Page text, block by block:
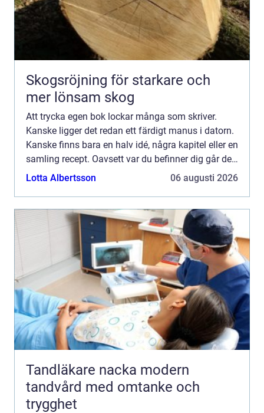
Skogsröjning för starkare och
mer lönsam skog
Att trycka egen bok lockar många som skriver.
Kanske ligger det redan ett färdigt manus i datorn.
Kanske finns bara en halv idé, några kapitel eller en
samling recept. Oavsett var du befinner dig går det
att förvand...
Lotta Albertsson 06 augusti 2026
Tandläkare nacka modern
tandvård med omtanke och
trygghet